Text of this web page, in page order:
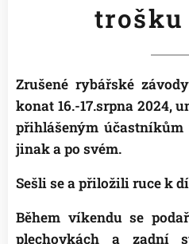
Zrušené rybářské
konat 16.-17.srpna 2024,
přihlášeným
jinak a po svém.
Sešli se a přiložili ruce k
Během víkendu se
plechovkách a zadní